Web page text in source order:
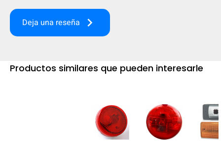
Comparar
[MISSING:
turn your phone to ]
Deja una reseña keyboard_arrow_right
Productos similares que pueden interesarle